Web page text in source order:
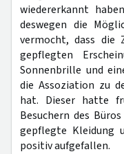
wiedererkannt
deswegen die
vermocht, dass die
gepflegten
Sonnenbrille und
die Assoziation zu
hat. Dieser hatte
Besuchern des
gepflegte Kleidung
positiv aufgefallen.